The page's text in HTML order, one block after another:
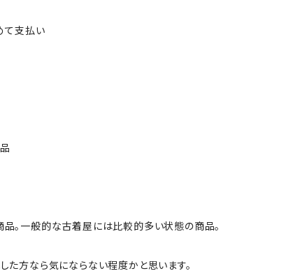
て支払い
。一般的な古着屋には比較的多い状態の商品。
た方なら気にならない程度かと思います。